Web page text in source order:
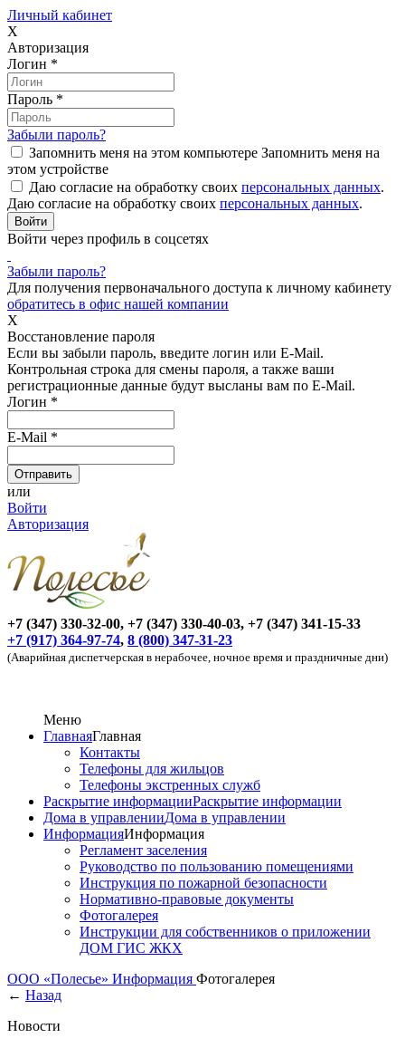
Личный кабинет
X
Авторизация
Логин *
Пароль *
Забыли пароль?
Запомнить меня на этом компьютере Запомнить меня на
этом устройстве
Даю согласие на обработку своих персональных данных.
Даю согласие на обработку своих персональных данных.
Войти через профиль в соцсетях
Забыли пароль?
Для получения первоначального доступа к личному кабинету
обратитесь в офис нашей компании
X
Восстановление пароля
Если вы забыли пароль, введите логин или E-Mail.
Контрольная строка для смены пароля, а также ваши
регистрационные данные будут высланы вам по E-Mail.
Логин *
E-Mail *
или
Войти
Авторизация
+7 (347) 330-32-00, +7 (347) 330-40-03, +7 (347) 341-15-33
+7 (917) 364-97-74, 8 (800) 347-31-23
(Аварийная диспетчерская в нерабочее, ночное время и праздничные дни)
Меню
ГлавнаяГлавная
Контакты
Телефоны для жильцов
Телефоны экстренных служб
Раскрытие информацииРаскрытие информации
Дома в управленииДома в управлении
ИнформацияИнформация
Регламент заселения
Руководство по пользованию помещениями
Инструкция по пожарной безопасности
Нормативно-правовые документы
Фотогалерея
Инструкции для собственников о приложении
ДОМ ГИС ЖКХ
ООО «Полесье» Информация Фотогалерея
← Назад
Новости